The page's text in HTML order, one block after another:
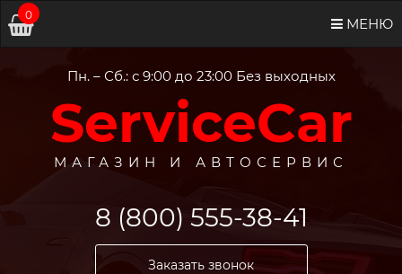
МЕНЮ
0
Пн. – Сб.: с 9:00 до 23:00 Без выходных
ServiceCar
МАГАЗИН И АВТОСЕРВИС
8 (800) 555-38-41
Заказать звонок